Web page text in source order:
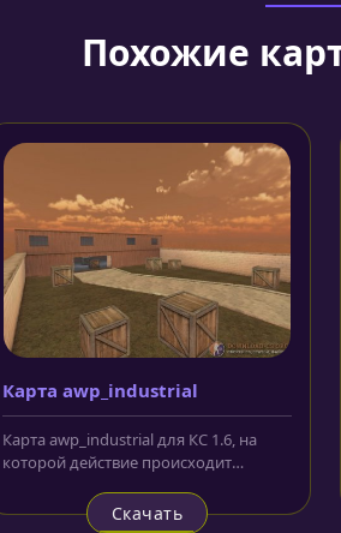
Похожие
Карта awp_industrial
Карта awp_industrial для КС 1.6, на
которой действие происходит
соответствующим...
Скачать